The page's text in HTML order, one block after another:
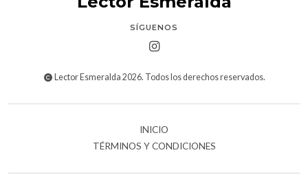
SÍGUENOS
Lector Esmeralda 2026. Todos los derechos reservados.
INICIO
TÉRMINOS Y CONDICIONES